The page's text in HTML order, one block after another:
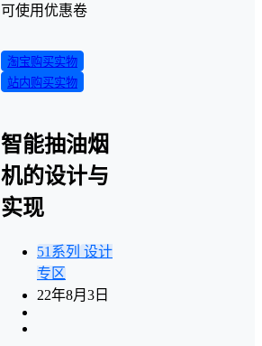
可使用优惠卷
淘宝购买实物
站内购买实物
智能抽油烟
机的设计与
实现
51系列 设计
专区
22年8月3日